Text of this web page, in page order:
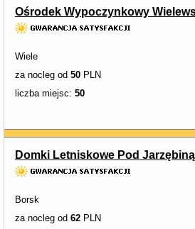
Ośrodek Wypoczynkowy
Wiele
za nocleg od 50 PLN
liczba miejsc: 50
Domki Letniskowe Pod Jarzębiną
Borsk
za nocleg od 62 PLN